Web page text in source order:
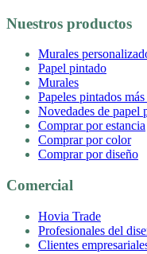
Nuestros productos
Murales
Papel pintado
Murales
Papeles pintados
Novedades de papel
Comprar por estancia
Comprar por color
Comprar por diseño
Comercial
Hovia Trade
Profesionales del
Clientes